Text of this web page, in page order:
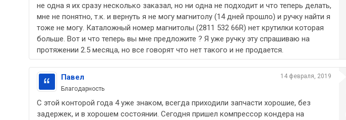
не одна я их сразу несколько заказал, но ни одна не подходит и что теперь делать,
мне не понятно, т.к. и вернуть я не могу магнитолу (14 дней прошло) и ручку найти я
тоже не могу. Каталожный номер магнитолы (2811 532 66R) нет крутилки которая
больше. Вот и что теперь вы мне предложите ? Я уже ручку эту спрашиваю на
протяжении 2.5 месяца, но все говорят что нет такого и не продается.
14 февраля, 2019
Павел
Благодарность
С этой конторой года 4 уже знаком, всегда приходили запчасти хорошие, без
задержек, и в хорошем состоянии. Сегодня пришел компрессор кондера на